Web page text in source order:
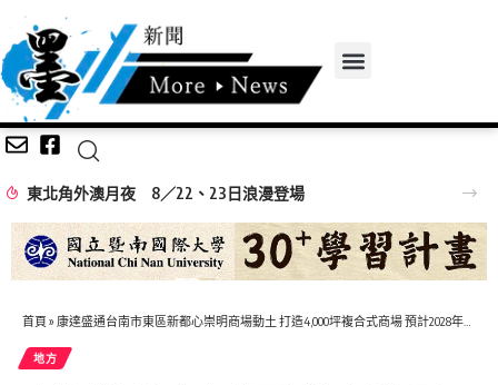
首頁 » 康達盛通台南市東區新都心崇明商場動土 打造4,000坪複合式商場 預計2028年第四季開幕
地方